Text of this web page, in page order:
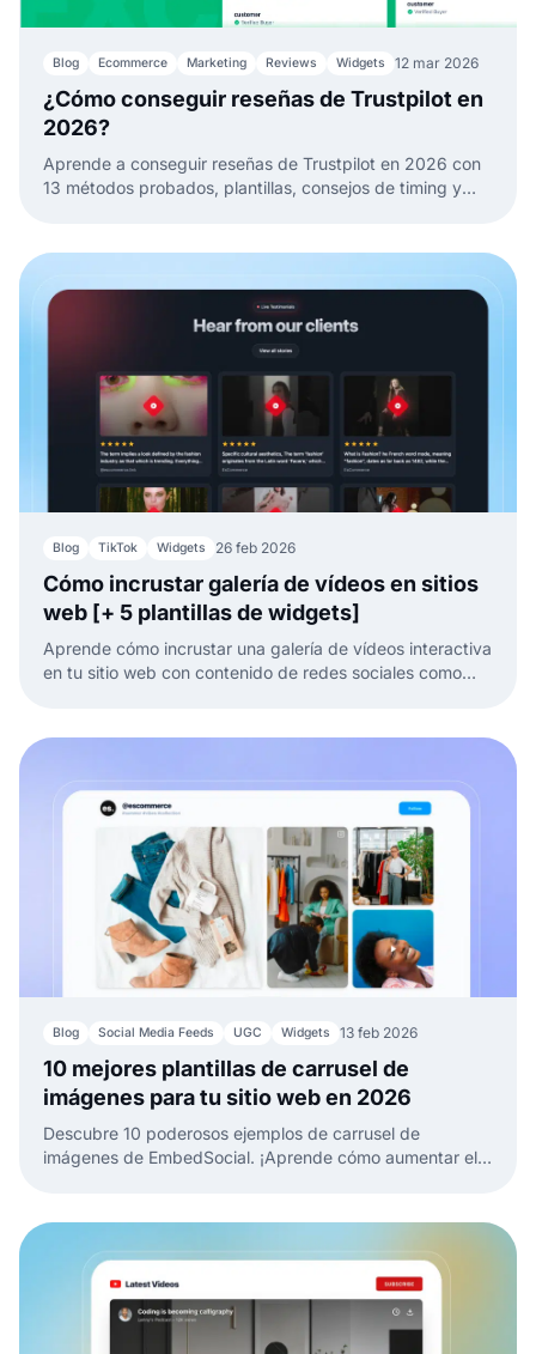
Blog Ecommerce Marketing Reviews Widgets 12 mar 2026
¿Cómo conseguir reseñas de Trustpilot en
2026?
Aprende a conseguir reseñas de Trustpilot en 2026 con
13 métodos probados, plantillas, consejos de timing y
Blog TikTok Widgets 26 feb 2026
Cómo incrustar galería de vídeos en sitios
web [+ 5 plantillas de widgets]
Aprende cómo incrustar una galería de vídeos interactiva
en tu sitio web con contenido de redes sociales como
Blog Social Media Feeds UGC Widgets 13 feb 2026
10 mejores plantillas de carrusel de
imágenes para tu sitio web en 2026
Descubre 10 poderosos ejemplos de carrusel de
imágenes de EmbedSocial. ¡Aprende cómo aumentar el